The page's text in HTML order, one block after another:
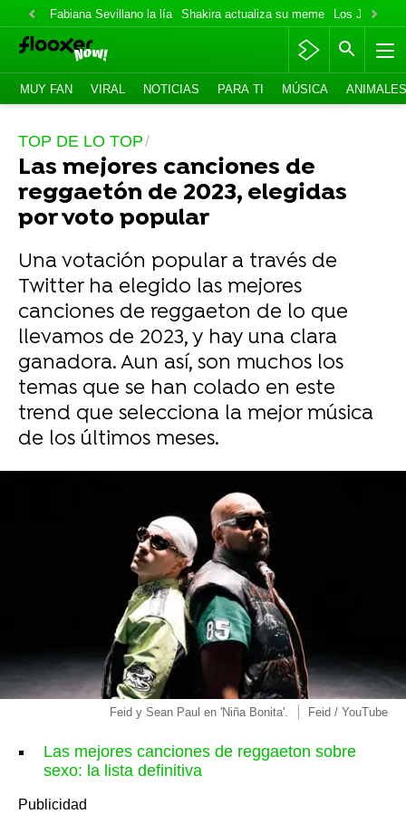
Fabiana Sevillano la lía Shakira actualiza su meme Los Jonas
MUY FAN VIRAL NOTICIAS PARA TI MÚSICA ANIMALES
TOP DE LO TOP
Las mejores canciones de
reggaetón de 2023, elegidas
por voto popular
Una votación popular a través de
Twitter ha elegido las mejores
canciones de reggaeton de lo que
llevamos de 2023, y hay una clara
ganadora. Aun así, son muchos los
temas que se han colado en este
trend que selecciona la mejor música
de los últimos meses.
Feid y Sean Paul en 'Niña Bonita'. Feid / YouTube
Las mejores canciones de reggaeton sobre
sexo: la lista definitiva